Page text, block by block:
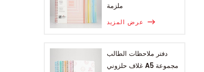
ملزمة
عرض المزيد
دفتر ملاحظات الطالب
غلاف حلزوني A5 مجموعة